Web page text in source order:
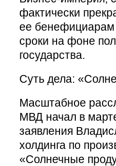
фактически
ее бенефициарам
сроки на фоне
государства.
Суть дела:
Масштабное
МВД начал в
заявления
холдинга по
«Солнечные